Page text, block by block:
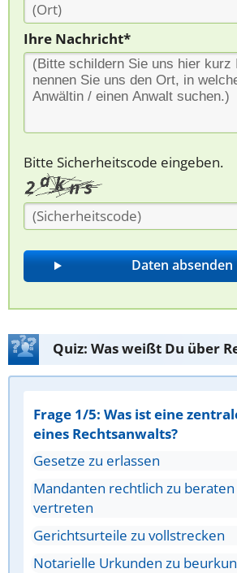
Ihre Nachricht*
Bitte Sicherheitscode eingeben.
Quiz: Was weißt Du über
Frage 1/5: Was ist eine
eines Rechtsanwalts?
Gesetze zu erlassen
Mandanten rechtlich zu beraten
vertreten
Gerichtsurteile zu vollstrecken
Notarielle Urkunden zu